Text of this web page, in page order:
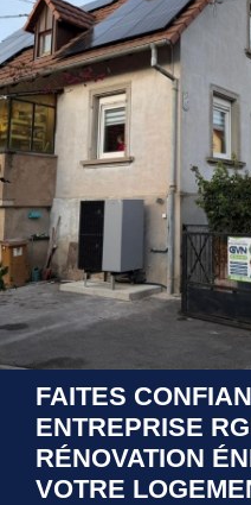
FAITES
ENTREPRISE
RÉNOVATION
VOTRE